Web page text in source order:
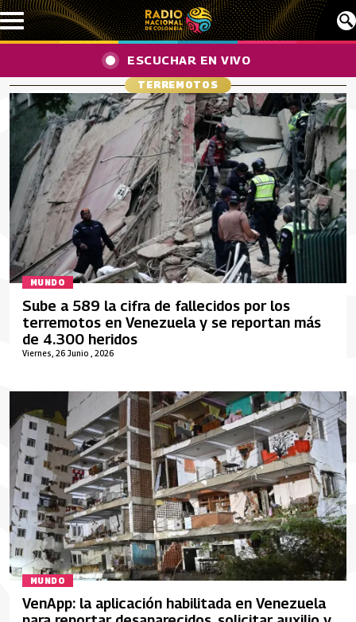
Pasar al contenido principal
ESCUCHAR EN VIVO
TERREMOTOS
MUNDO
Viernes, 26 Junio , 2026
Sube a 589 la cifra de fallecidos por los
terremotos en Venezuela y se reportan más
de 4.300 heridos
MUNDO
VenApp: la aplicación habilitada en Venezuela